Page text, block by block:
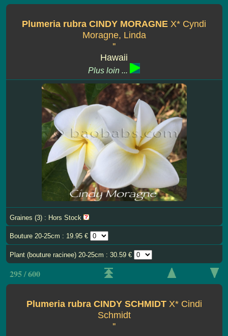
Plumeria rubra CINDY MORAGNE X* Cyndi
Moragne, Linda
''
Hawaii
Plus loin ...
Graines (3) : Hors Stock
Bouture 20-25cm : 19.95 €
Plant (bouture racinee) 20-25cm : 30.59 €
295 / 600
Plumeria rubra CINDY SCHMIDT X* Cindi
Schmidt
''